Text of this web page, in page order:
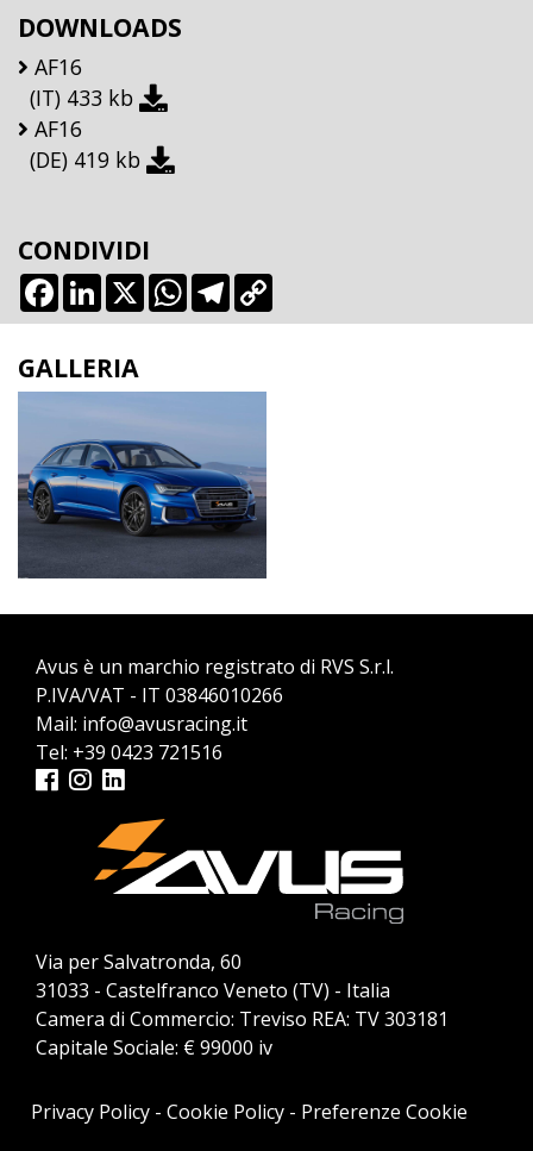
DOWNLOADS
AF16
(IT) 433 kb
AF16
(DE) 419 kb
CONDIVIDI
Facebook
LinkedIn
X WhatsApp
Telegram
GALLERIA
Avus è un marchio registrato di RVS S.r.l.
P.IVA/VAT - IT 03846010266
Mail: info@avusracing.it
Tel: +39 0423 721516
Via per Salvatronda, 60
31033 - Castelfranco Veneto (TV) - Italia
Camera di Commercio: Treviso REA: TV 303181
Capitale Sociale: € 99000 iv
Privacy Policy- Cookie Policy- Preferenze Cookie